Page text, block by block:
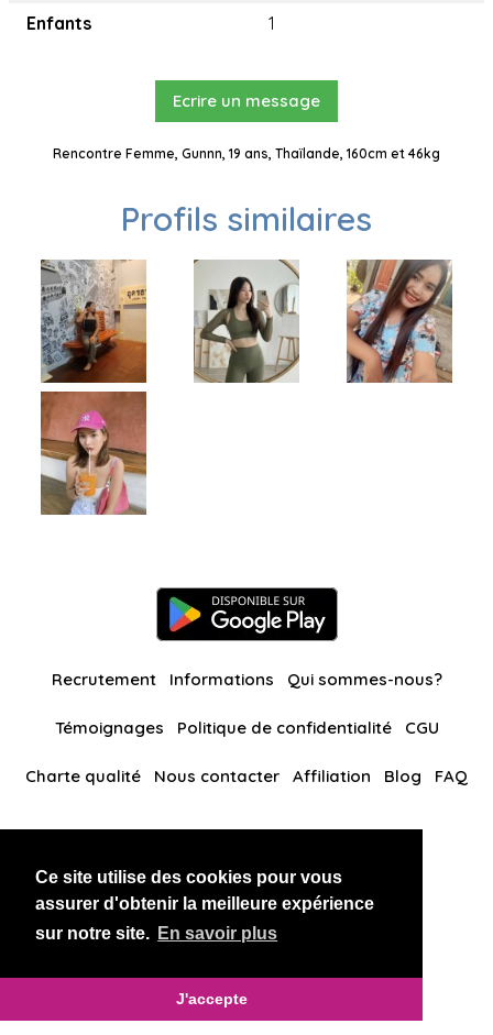
Ce site utilise des cookies pour vous
assurer d'obtenir la meilleure expérience
sur notre site. En savoir plus
J'accepte
Enfants
1
Ecrire un message
Rencontre Femme, Gunnn, 19 ans, Thaïlande, 160cm et 46kg
Profils similaires
Recrutement Informations Qui sommes-nous?
Témoignages Politique de confidentialité CGU
Charte qualité Nous contacter Affiliation Blog FAQ
BlackAndBeauties RussianKisses